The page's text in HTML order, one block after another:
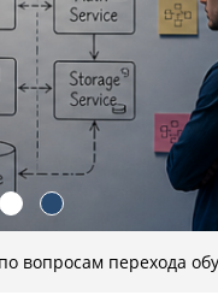
вопросам перехода